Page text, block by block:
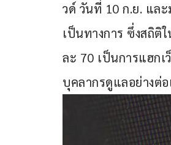
วด์ วันที่ 10 ก.ย. แ
เป็นทางการ ซึ่งสถิติ
ละ 70 เป็นการแฮก
บุคลากรดูแลอย่างต่อ